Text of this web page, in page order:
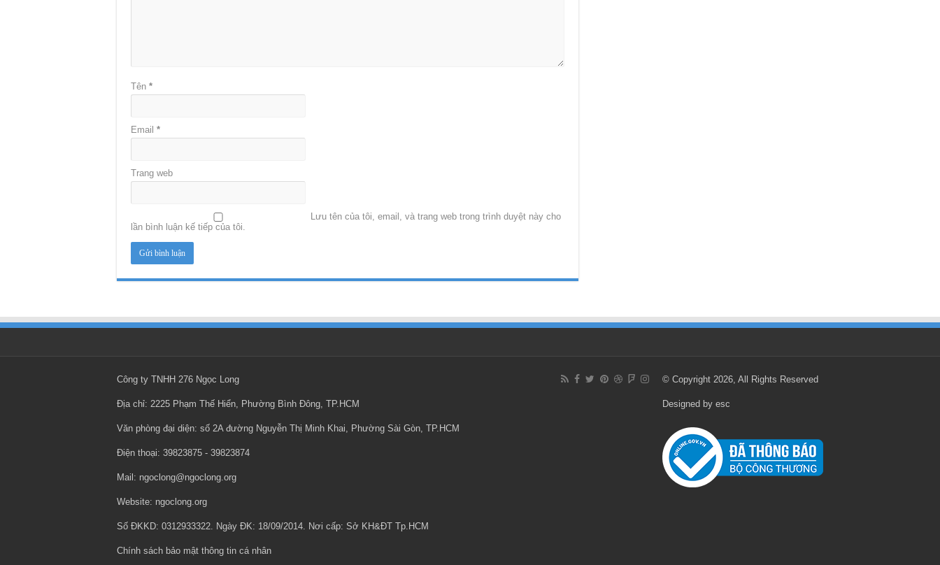
Tên *
Email *
Trang web
Lưu tên của tôi, email, và trang web trong trình duyệt này cho
lần bình luận kế tiếp của tôi.
© Copyright 2026, All Rights Reserved
Designed by esc
Công ty TNHH 276 Ngọc Long
Địa chỉ: 2225 Phạm Thế Hiển, Phường Bình Đông, TP.HCM
Văn phòng đại diện: số 2A đường Nguyễn Thị Minh Khai, Phường Sài Gòn, TP.HCM
Điện thoại: ‎39823875 - ‎39823874
Mail: ngoclong@ngoclong.org
Website: ngoclong.org
Số ĐKKD: 0312933322. Ngày ĐK: 18/09/2014. Nơi cấp: Sở KH&ĐT Tp.HCM
Chính sách bảo mật thông tin cá nhân